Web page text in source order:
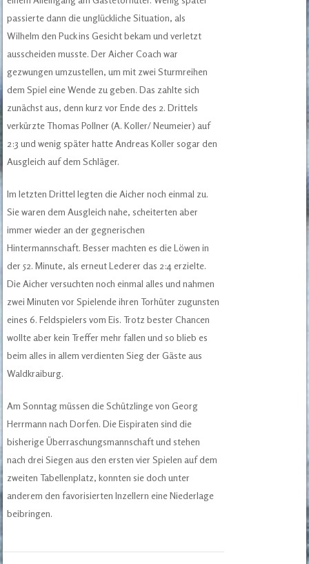
passierte dann die unglückliche Situation, als
Wilhelm den Puck ins Gesicht bekam und verletzt
ausscheiden musste. Der Aicher Coach war
gezwungen umzustellen, um mit zwei Sturmreihen
dem Spiel eine Wende zu geben. Das zahlte sich
zunächst aus, denn kurz vor Ende des 2. Drittels
verkürzte Thomas Pollner (A. Koller/ Neumeier) auf
2:3 und wenig später hatte Andreas Koller sogar den
Ausgleich auf dem Schläger.
Im letzten Drittel legten die Aicher noch einmal zu.
Sie waren dem Ausgleich nahe, scheiterten aber
immer wieder an der gegnerischen
Hintermannschaft. Besser machten es die Löwen in
der 52. Minute, als erneut Lederer das 2:4 erzielte.
Die Aicher versuchten noch einmal alles und nahmen
zwei Minuten vor Spielende ihren Torhüter zugunsten
eines 6. Feldspielers vom Eis. Trotz bester Chancen
wollte aber kein Treffer mehr fallen und so blieb es
beim alles in allem verdienten Sieg der Gäste aus
Waldkraiburg.
Am Sonntag müssen die Schützlinge von Georg
Herrmann nach Dorfen. Die Eispiraten sind die
bisherige Überraschungsmannschaft und stehen
nach drei Siegen aus den ersten vier Spielen auf dem
zweiten Tabellenplatz, konnten sie doch unter
anderem den favorisierten Inzellern eine Niederlage
beibringen.